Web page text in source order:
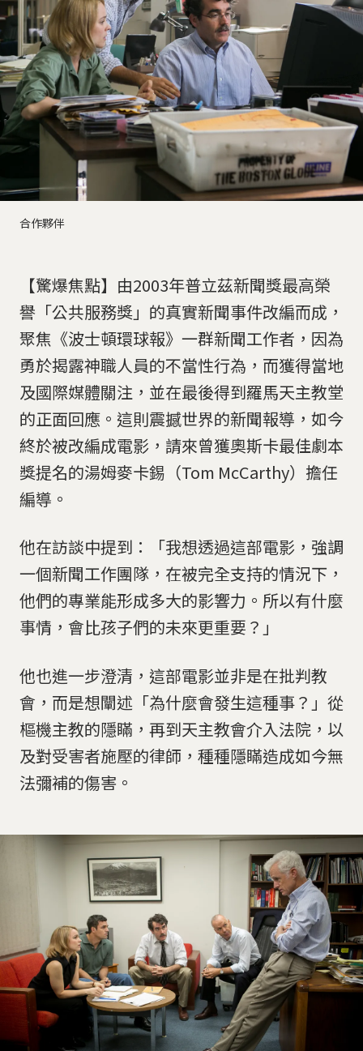
合作夥伴
【驚爆焦點】由2003年普立茲新聞獎最高榮
譽「公共服務獎」的真實新聞事件改編而成，
聚焦《波士頓環球報》一群新聞工作者，因為
勇於揭露神職人員的不當性行為，而獲得當地
及國際媒體關注，並在最後得到羅馬天主教堂
的正面回應。這則震撼世界的新聞報導，如今
終於被改編成電影，請來曾獲奧斯卡最佳劇本
獎提名的湯姆麥卡錫（Tom McCarthy）擔任
編導。
他在訪談中提到：「我想透過這部電影，強調
一個新聞工作團隊，在被完全支持的情況下，
他們的專業能形成多大的影響力。所以有什麼
事情，會比孩子們的未來更重要？」
他也進一步澄清，這部電影並非是在批判教
會，而是想闡述「為什麼會發生這種事？」從
樞機主教的隱瞞，再到天主教會介入法院，以
及對受害者施壓的律師，種種隱瞞造成如今無
法彌補的傷害。